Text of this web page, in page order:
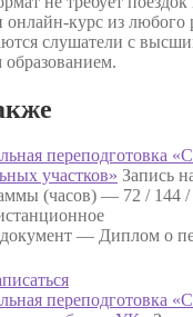
онлайн-курс из любого
слушатели с
переподготовка
участков» Запись
(часов) — 72 / 144
— Диплом о
переподготовка